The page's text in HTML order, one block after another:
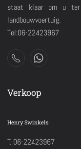
staat klaar om u
landbouwvoertuig.
Tel:06-22423967
Verkoop
Henry Swinkels
T. 06-22423967